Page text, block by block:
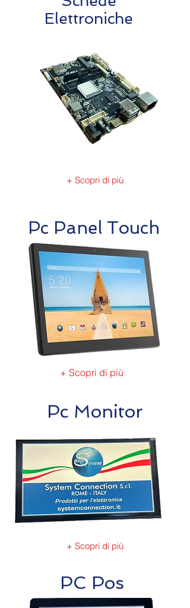
Elettroniche
+ Scopri di più
Pc Panel Touch
+ Scopri di più
Pc Monitor
+ Scopri di più
PC Pos